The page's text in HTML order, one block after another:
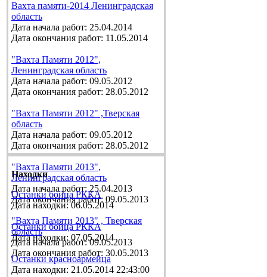
Вахта памяти-2014 Ленинградская
область
Дата начала работ: 25.04.2014
Дата окончания работ: 11.05.2014
"Вахта Памяти 2012",
Ленинградская область
Дата начала работ: 09.05.2012
Дата окончания работ: 28.05.2012
"Вахта Памяти 2012" ,Тверская
область
Дата начала работ: 09.05.2012
Дата окончания работ: 28.05.2012
"Вахта Памяти 2013",
Ленинградская область
Дата начала работ: 25.04.2013
Дата окончания работ: 09.05.2013
"Вахта Памяти 2013" , Тверская
область
Дата начала работ: 09.05.2013
Дата окончания работ: 30.05.2013
Находки
Останки бойца РККА
Дата находки: 06.05.2014
Останки бойца РККА
Дата находки: 07.05.2014
Останки красноармейца
Дата находки: 21.05.2014 22:43:00